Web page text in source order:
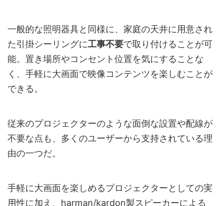
一般的な照明器具と同様に、家庭の天井に用意され
た引掛シーリングに工事不要で取り付けることが可
能。置き場所やコンセント位置を気にすることな
く、手軽に大画面で映像コンテンツを楽しむことが
できる。
従来のプロジェクターのような面倒な設置や配線が
不要な点も、多くのユーザーから支持されている理
由の一つだ。
手軽に大画面を楽しめるプロジェクターとしての実
用性に加え、harman/kardon製スピーカーによる